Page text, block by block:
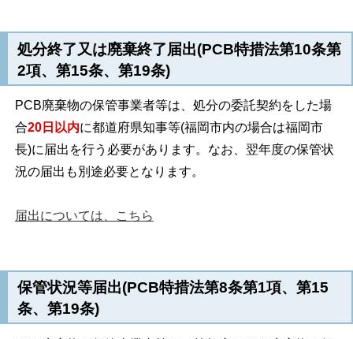
処分終了又は廃棄終了届出(PCB特措法第10条第
2項、第15条、第19条)
PCB廃棄物の保管事業者等は、処分の委託契約をした場
合20日以内に都道府県知事等(福岡市内の場合は福岡市
長)に届出を行う必要があります。なお、翌年度の保管状
況の届出も別途必要となります。
届出については、こちら
保管状況等届出(PCB特措法第8条第1項、第15
条、第19条)